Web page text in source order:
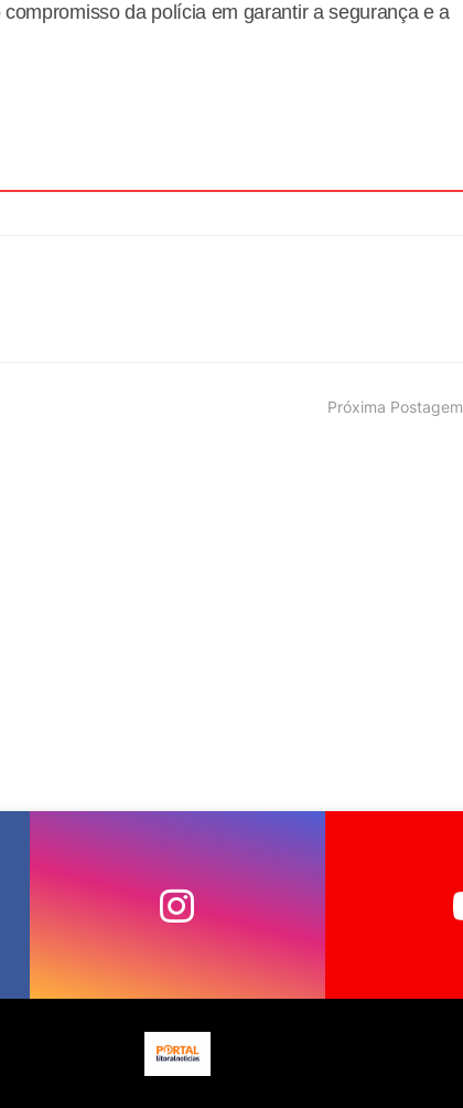
da polícia em garantir a segurança e a
Próxima Postagem